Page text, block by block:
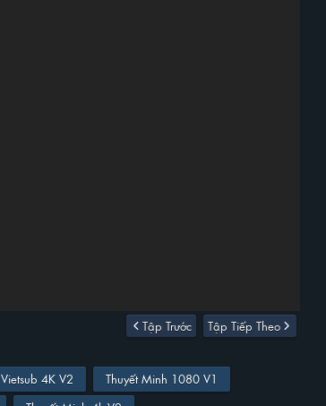
Tập Trước Tập Tiếp Theo
Vietsub 4K V2
Thuyết Minh 1080 V1